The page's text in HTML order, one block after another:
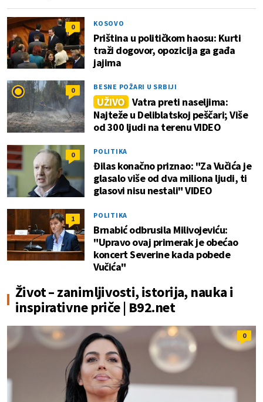
0 KOSOVO
Priština u političkom haosu: Kurti
traži dogovor, opozicija ga gađa
jajima
0 BESNE POŽARI U SRBIJI
UŽIVO Vatra preti naseljima:
Najteže u Deliblatskoj peščari; Više
od 300 ljudi na terenu VIDEO
0 POLITIKA
Đilas konačno priznao: "Za Vučića je
glasalo više od dva miliona ljudi, ti
glasovi nisu nestali" VIDEO
1 POLITIKA
Brnabić odbrusila Milivojeviću:
"Upravo ovaj primerak je obećao
koncert Severine kada pobede
Vučića"
Život – zanimljivosti, istorija, nauka i
inspirativne priče | B92.net
0